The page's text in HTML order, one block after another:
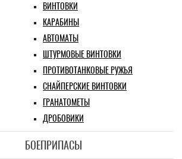
ВИНТОВКИ
КАРАБИНЫ
АВТОМАТЫ
ШТУРМОВЫЕ ВИНТОВКИ
ПРОТИВОТАНКОВЫЕ РУЖЬЯ
СНАЙПЕРСКИЕ ВИНТОВКИ
ГРАНАТОМЕТЫ
ДРОБОВИКИ
БОЕПРИПАСЫ